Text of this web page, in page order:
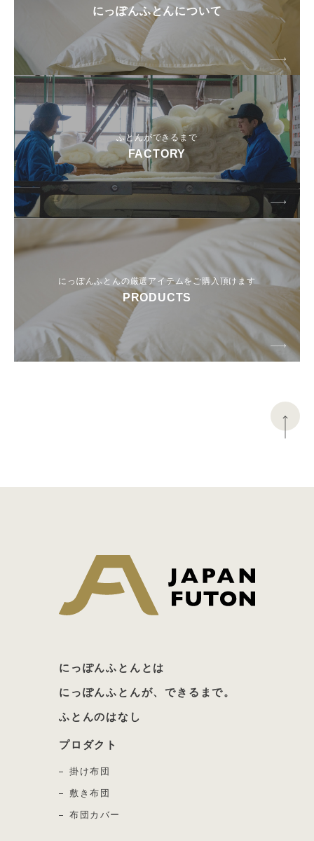
にっぽんふとんについて
ふとんができるまで
FACTORY
にっぽんふとんの厳選アイテムをご購入頂けます
PRODUCTS
にっぽんふとんとは
にっぽんふとんが、できるまで。
ふとんのはなし
プロダクト
掛け布団
敷き布団
布団カバー